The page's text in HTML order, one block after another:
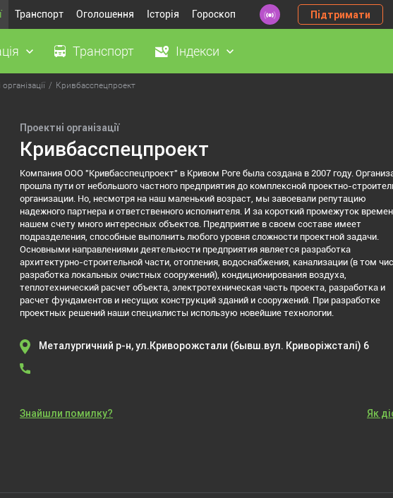
Транспорт Оголошення Історія Гороскоп Підтримати
Транспорт Індекси
Кривбасспецпроект
Проектні організації
Кривбасспецпроект
Компания ООО "Кривбасспецпроект" в Кривом Роге была создана в 2007 году.
прошла пути от небольшого частного предприятия до комплексной проектно-
организации. Но, несмотря на наш маленький возраст, мы завоевали репутацию
надежного партнера и ответственного исполнителя. И за короткий промежуток
нашем счету много интересных объектов. Предприятие в своем составе имеет
подразделения, способные выполнить любого уровня сложности проектной задачи.
Основными направлениями деятельности предприятия является разработка
архитектурно-строительной части, отопления, водоснабжения, канализации (в том
разработка локальных очистных сооружений), кондиционирования воздуха,
теплотехнический расчет объекта, электротехническая часть проекта, разработка и
расчет фундаментов и несущих конструкций зданий и сооружений. При разработке
проектных решений наши специалисты использую новейшие технологии.
Металургичний р-н, ул.Криворожстали (бывш.вул. Криворіжсталі) 6
Знайшли помилку? Як